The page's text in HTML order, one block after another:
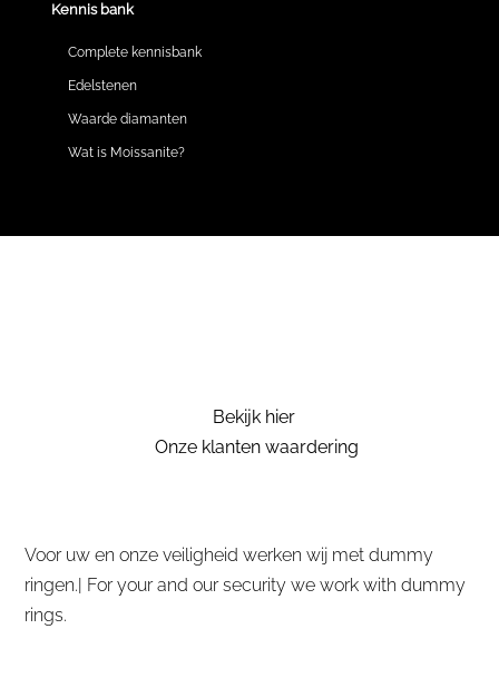
Kennis bank
Complete kennisbank
Edelstenen
Waarde diamanten
Wat is Moissanite?
Bekijk hier
Onze klanten waardering
Voor uw en onze veiligheid werken wij met dummy
ringen.| For your and our security we work with dummy
rings.